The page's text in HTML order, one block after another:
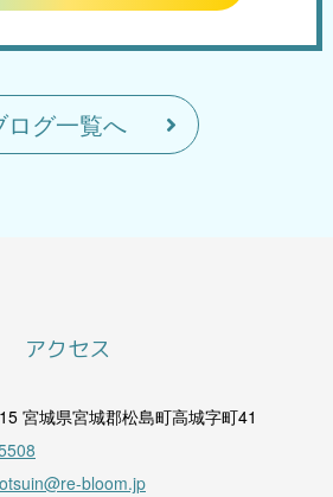
ログ一覧へ
アクセス
宮城県宮城郡松島町高城字町41
bloom.jp